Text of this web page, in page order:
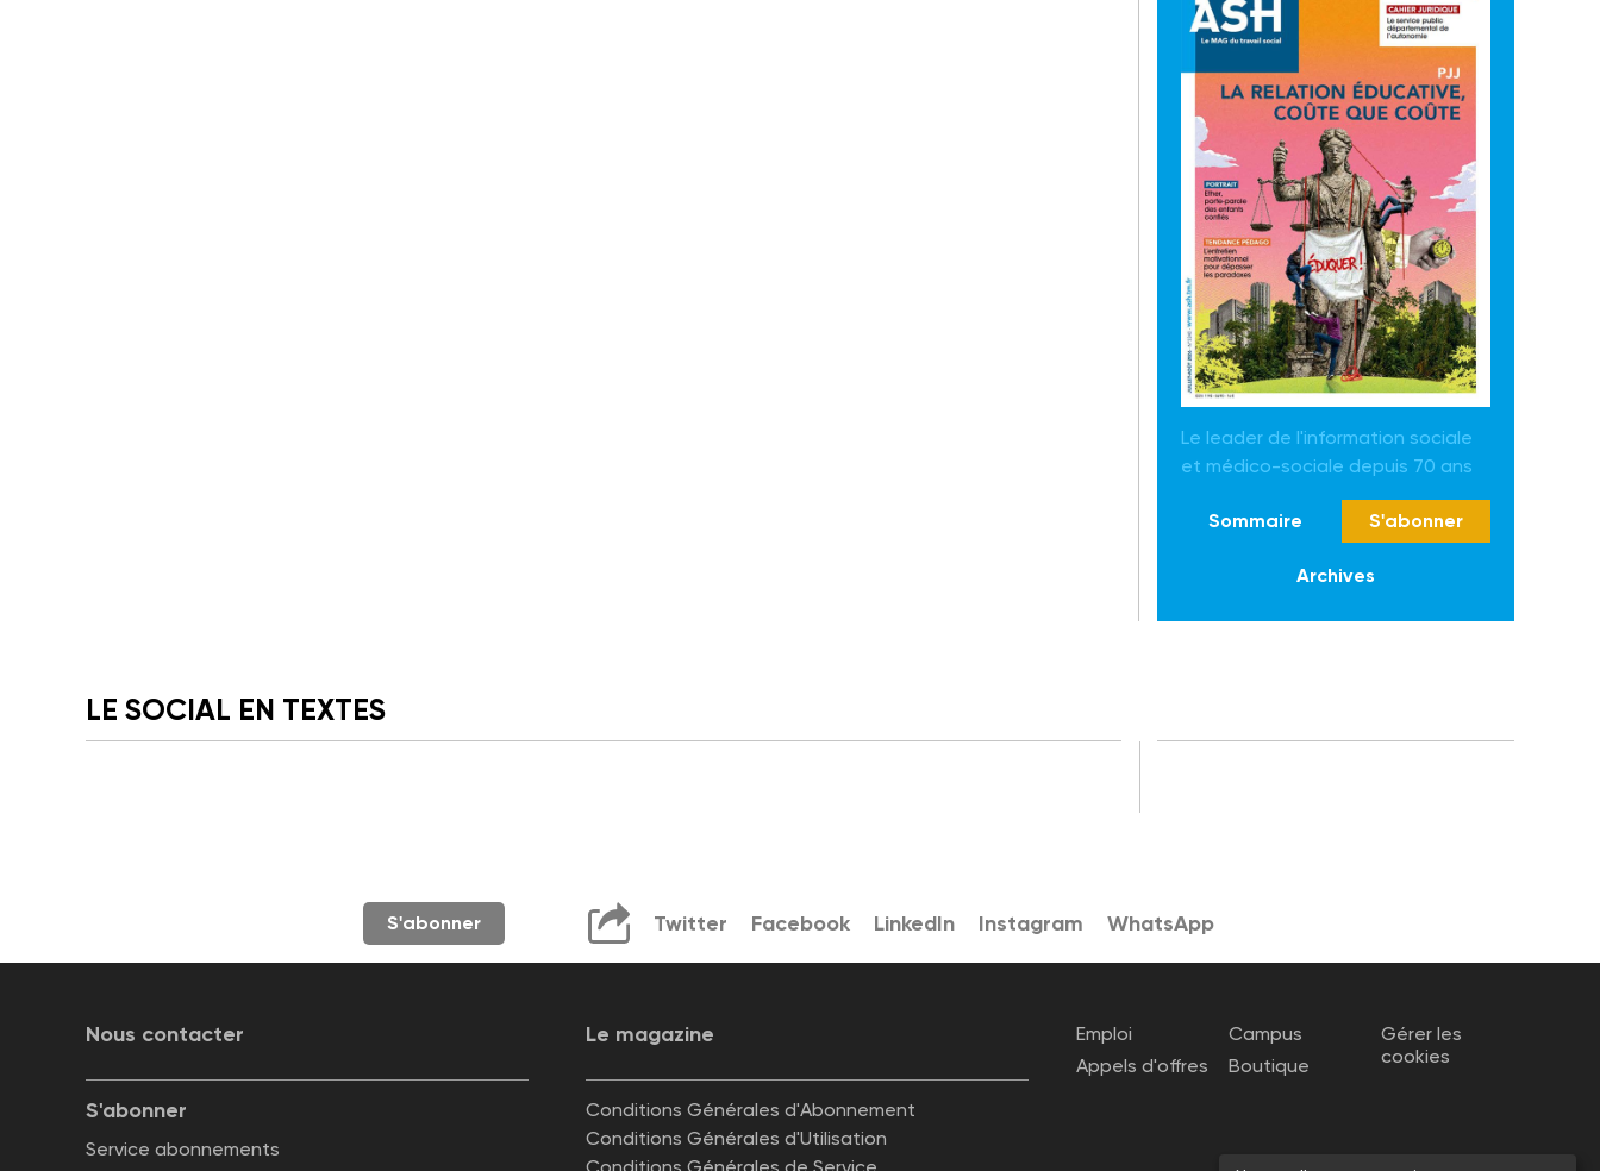
Le leader de l'information sociale
et médico-sociale depuis 70 ans
Sommaire S'abonner
Archives
LE SOCIAL EN TEXTES
S'abonner Twitter Facebook LinkedIn Instagram WhatsApp
Nous contacter Le magazine
S'abonner
Service abonnements
Conditions Générales d'Abonnement
Conditions Générales d'Utilisation
Emploi
Appels d'offres
Campus
Boutique
Gérer les
cookies